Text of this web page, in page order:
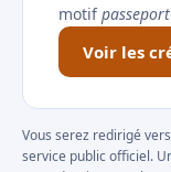
motifpasseport
Voir les
Vous serez redirigé vers
service public officiel.